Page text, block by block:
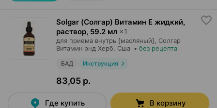
Solgar (Солгар) Витамин Е жидкий,
раствор, 59.2 мл ×1
для приема внутрь [масляный],
Солгар
Витамин энд Херб , Сша • без рецепта
БАД Инструкция
83,05 р.
Где купить В корзину